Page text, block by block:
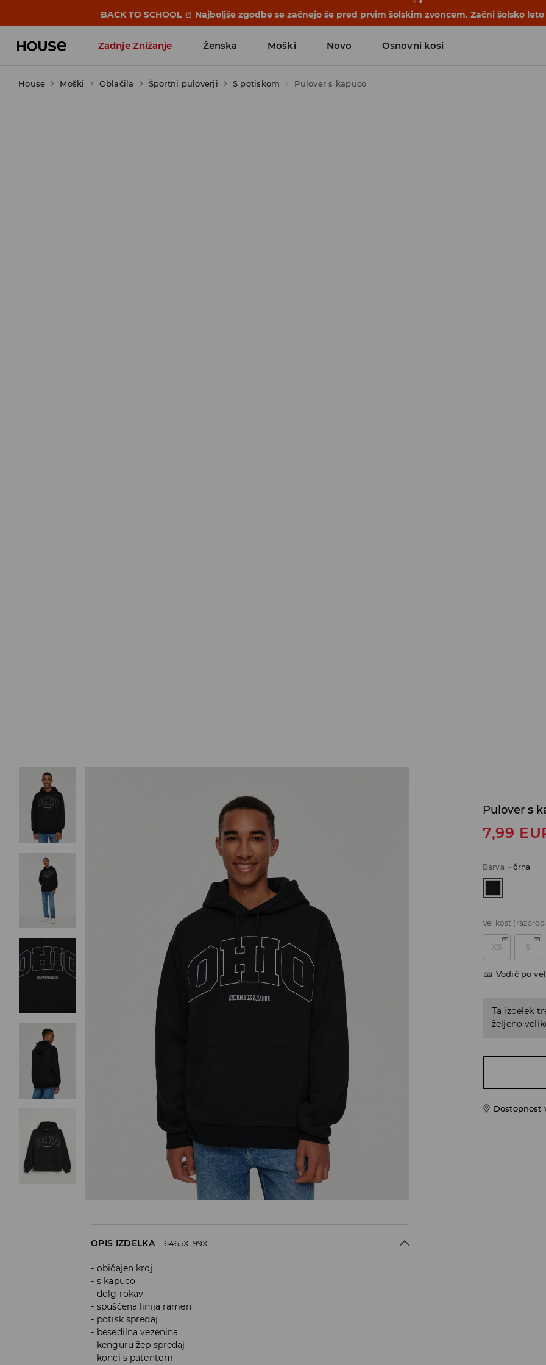
BACK TO SCHOOL 📒 Najboljše zgodbe se začnejo še pred prvim šolskim zvoncem. Začni šolsko
Zadnje Znižanje Ženska Moški Novo Osnovni kosi
Favoriti vplivnežev
House Moški Oblačila Športni puloverji S potiskom Pulover s kapuco
Pulover s
7,99
Barva -črna
Velikost
XS S
Vodič po
Ta izdelek
željeno
Dostopnost
OPIS IZDELKA 6465X-99X
običajen kroj
s kapuco
dolg rokav
spuščena linija ramen
potisk spredaj
besedilna vezenina
kenguru žep spredaj
konci s patentom